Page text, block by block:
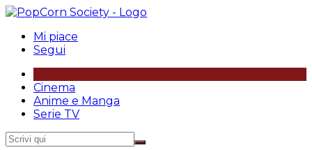
Salta
contenuto
Mi piace
Segui
Cinema
Anime e Manga
Serie TV